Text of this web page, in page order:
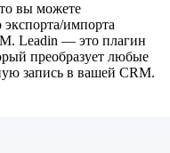
вы можете
экспорта/импорта
Leadin — это плагин
преобразует любые
запись в вашей CRM.